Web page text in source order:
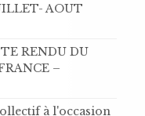
AOUT
RENDU DU
–
à l'occasion